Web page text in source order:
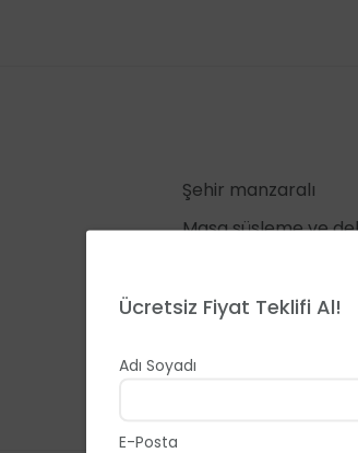
Ücretsiz Fiyat Teklifi Al!
Adı Soyadı
E-Posta
Şehir manzaralı
Masa süsleme ve
Etkinlik sorumlusu